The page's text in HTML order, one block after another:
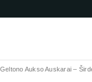
Aukso Auskarai –